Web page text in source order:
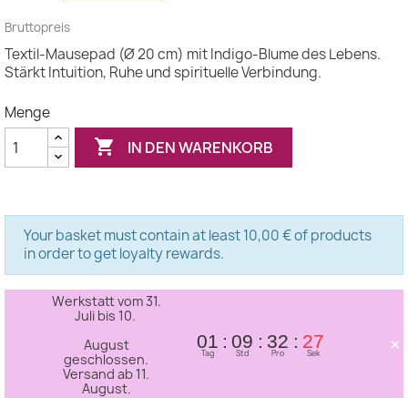
Bruttopreis
Textil-Mausepad (Ø 20 cm) mit Indigo-Blume des Lebens.
Stärkt Intuition, Ruhe und spirituelle Verbindung.
Menge
 IN DEN WARENKORB
Your basket must contain at least 10,00 € of products
in order to get loyalty rewards.
Werkstatt vom 31.
Juli bis 10.
August
geschlossen.
Versand ab 11.
August.
01
Tag
09
Std
32
Pro
27
Sek ×